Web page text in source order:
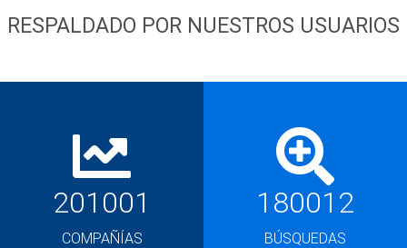
RESPALDADO POR NUESTROS USUARIOS
201001
COMPAÑÍAS
180012
BÚSQUEDAS